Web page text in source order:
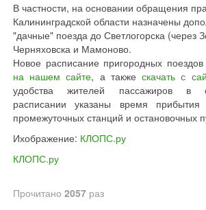
В частности, на основании обращения
Калининградской области назначены
"дачные" поезда до Светлогорска (через
Черняховска и Мамоново.
Новое расписание пригородных
на нашем сайте, а такжескачать с
удобства жителей пассажиров в
расписании указаны время
промежуточных станций и остановочных
Ихображение: КЛОПС.ру
КЛОПС.ру
Прочитано 2057 раз